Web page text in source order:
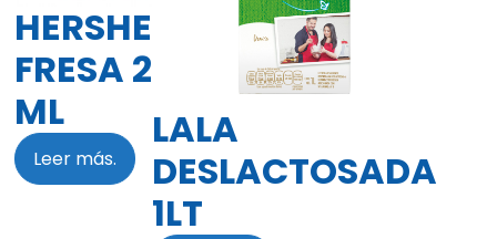
HERSHEYS
FRESA 236
ML
Leer más.
LALA
DESLACTOSADA
1LT